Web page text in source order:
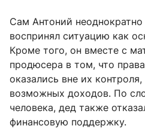
Сам Антоний неоднократно
воспринял ситуацию как
Кроме того, он вместе с
продюсера в том, что
оказались вне их
возможных доходов. По
человека, дед также
финансовую поддержку.